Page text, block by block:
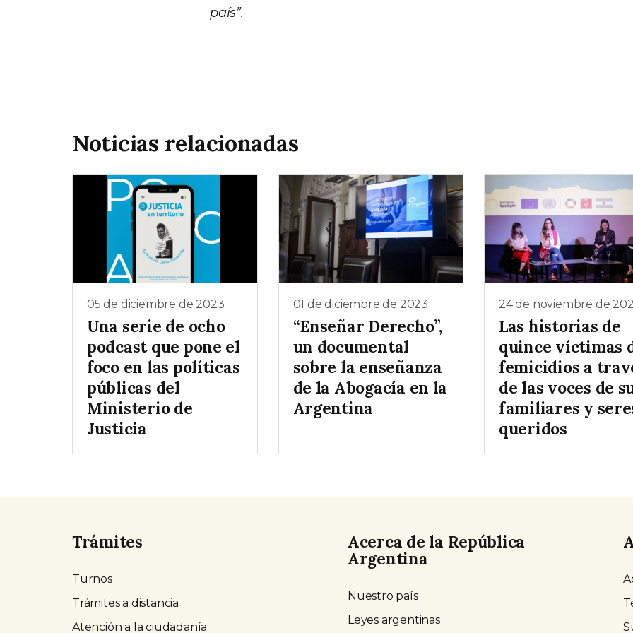
país”.
Noticias relacionadas
05 de diciembre de 2023
Una serie de ocho
podcast que pone el
foco en las políticas
públicas del
Ministerio de
Justicia
01 de diciembre de 2023
“Enseñar Derecho”,
un documental
sobre la enseñanza
de la Abogacía en la
Argentina
24 de noviembre de
Las historias de
quince víctimas
femicidios a
de las voces de
familiares y
queridos
Trámites
Turnos
Trámites a distancia
Atención a la ciudadanía
Acerca de la República
Argentina
Nuestro país
Leyes argentinas